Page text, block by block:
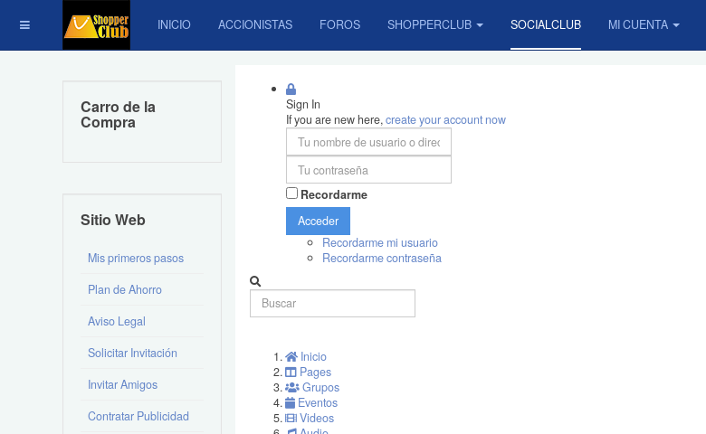
INICIO ACCIONISTAS FOROS SHOPPERCLUB SOCIALCLUB MI CUENTA
Sign In
If you are new here,create your account now
Recordarme
Acceder
Recordarme mi usuario
Recordarme contraseña
Inicio
Pages
Grupos
Eventos
Videos
Carro de la
Compra
Sitio Web
Mis primeros pasos
Plan de Ahorro
Aviso Legal
Solicitar Invitación
Invitar Amigos
Contratar Publicidad